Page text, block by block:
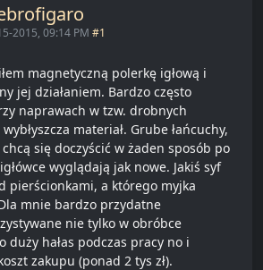
2015, 09:14 PM #1
magnetyczną polerkę igłową i
jej działaniem. Bardzo często
naprawach w tzw. drobnych
materiał. Grube łańcuchy,
się doczyścić w żaden sposób po
wyglądają jak nowe. Jakiś syf
pierścionkami, a którego myjka
mnie bardzo przydatne
nie tylko w obróbce
duży hałas podczas pracy no i
zakupu (ponad 2 tys zł).